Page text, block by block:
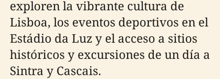
exploren la vibrante cultura de
Lisboa, los eventos deportivos en el
Estádio da Luz y el acceso a sitios
históricos y excursiones de un día a
Sintra y Cascais.